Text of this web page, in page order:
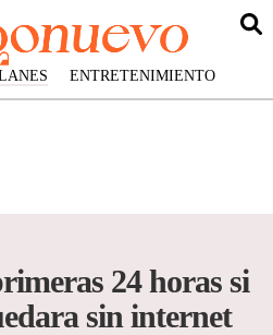
ENTRETENIMIENTO
24 horas si
sin internet